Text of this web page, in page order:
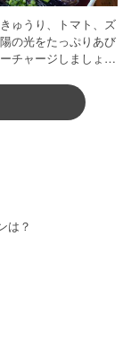
ゅうり、トマト、ズ
の光をたっぷりあび
チャージしましょう
は？